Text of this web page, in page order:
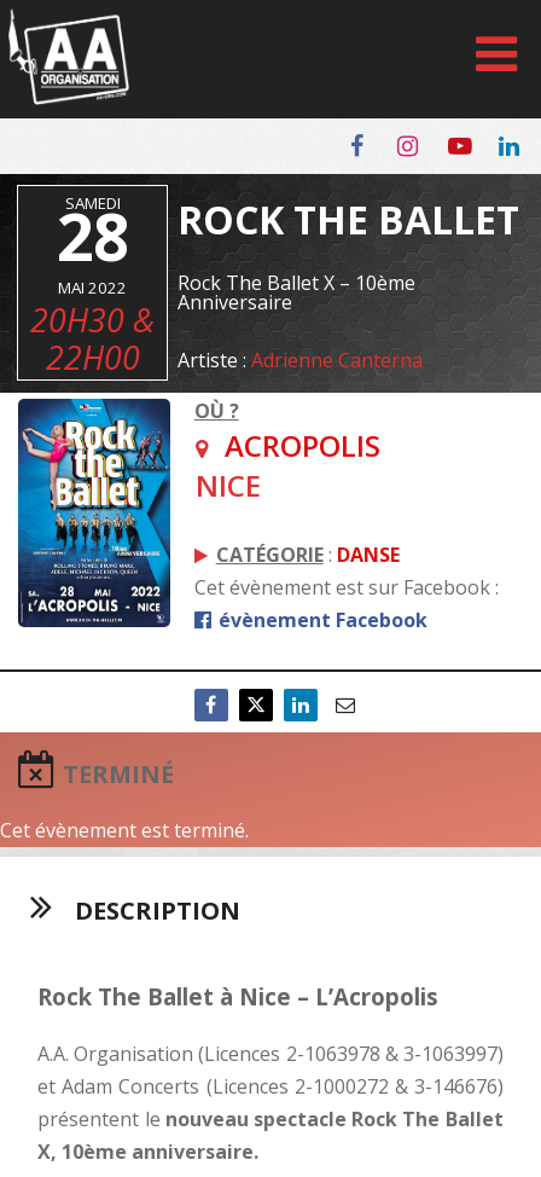
Panneau de gestion des cookies
SAMEDI
28
MAI 2022
20H30 &
22H00
ROCK THE BALLET
Rock The Ballet X – 10ème
Anniversaire
Artiste :Adrienne Canterna
OÙ ?
ACROPOLIS
NICE
CATÉGORIE: DANSE
Cet évènement est sur Facebook :
évènement Facebook
TERMINÉ
Cet évènement est terminé.
DESCRIPTION
Rock The Ballet à Nice – L’Acropolis
A.A. Organisation (Licences 2-1063978 & 3-1063997)
et Adam Concerts (Licences 2-1000272 & 3-146676)
présentent le nouveau spectacle Rock The Ballet
X, 10ème anniversaire.